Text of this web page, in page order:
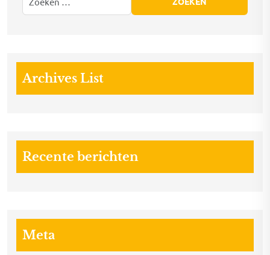
Archives List
Recente berichten
Meta